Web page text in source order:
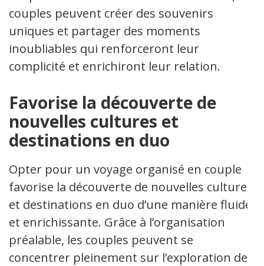
couples peuvent créer des souvenirs
uniques et partager des moments
inoubliables qui renforceront leur
complicité et enrichiront leur relation.
Favorise la découverte de
nouvelles cultures et
destinations en duo
Opter pour un voyage organisé en couple
favorise la découverte de nouvelles cultures
et destinations en duo d’une manière fluide
et enrichissante. Grâce à l’organisation
préalable, les couples peuvent se
concentrer pleinement sur l’exploration des